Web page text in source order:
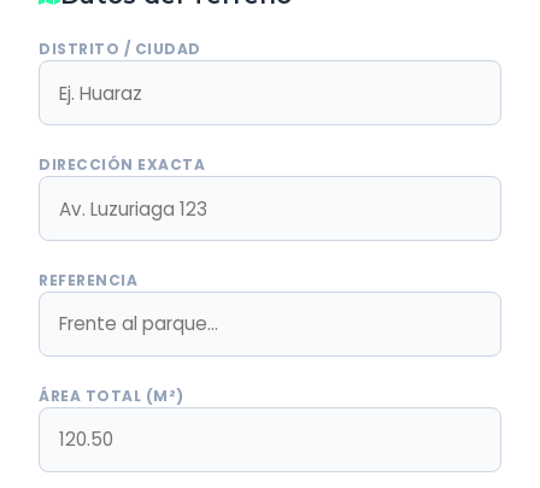
DISTRITO / CIUDAD
DIRECCIÓN EXACTA
REFERENCIA
ÁREA TOTAL (M²)